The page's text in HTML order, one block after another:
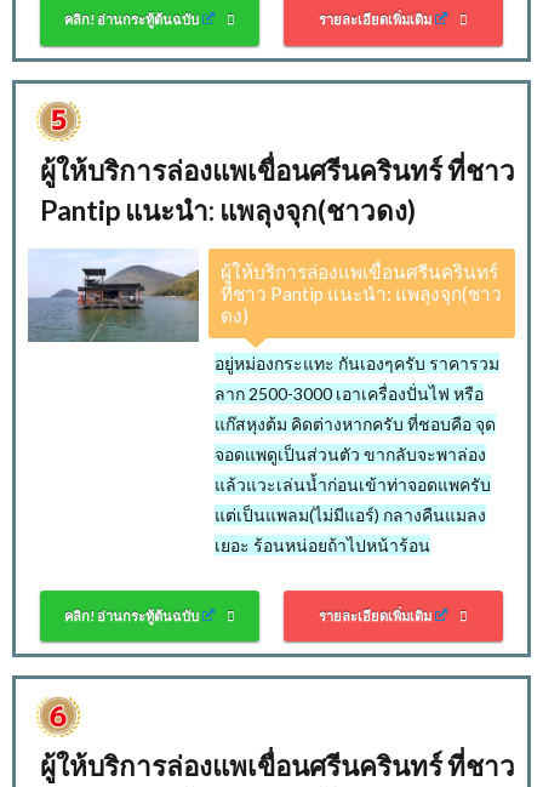
คลิก! อ่านกระทู้ต้นฉบับ รายละเอียดเพิ่มเติม
ผู้ให้บริการล่องแพเขื่อนศรีนครินทร์ ที่ชาว
Pantip แนะนำ: แพลุงจุก(ชาวดง)
ผู้ให้บริการล่องแพเขื่อนศรีนครินทร์
ที่ชาว Pantip แนะนำ: แพลุงจุก(ชาว
ดง)
อยู่หม่องกระแทะ กันเองๆครับ ราคารวม
ลาก 2500-3000 เอาเครื่องปั่นไฟ หรือ
แก๊สหุงต้ม คิดต่างหากครับ ที่ชอบคือ จุด
จอดแพดูเป็นส่วนตัว ขากลับจะพาล่อง
แล้วแวะเล่นน้ำก่อนเข้าท่าจอดแพครับ
แต่เป็นแพลม(ไม่มีแอร์) กลางคืนแมลง
เยอะ ร้อนหน่อยถ้าไปหน้าร้อน
คลิก! อ่านกระทู้ต้นฉบับ รายละเอียดเพิ่มเติม
ผู้ให้บริการล่องแพเขื่อนศรีนครินทร์ ที่ชาว